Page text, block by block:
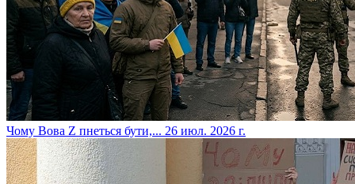
​Чому Вова Z пнеться бути,... 26 июл. 2026 г.